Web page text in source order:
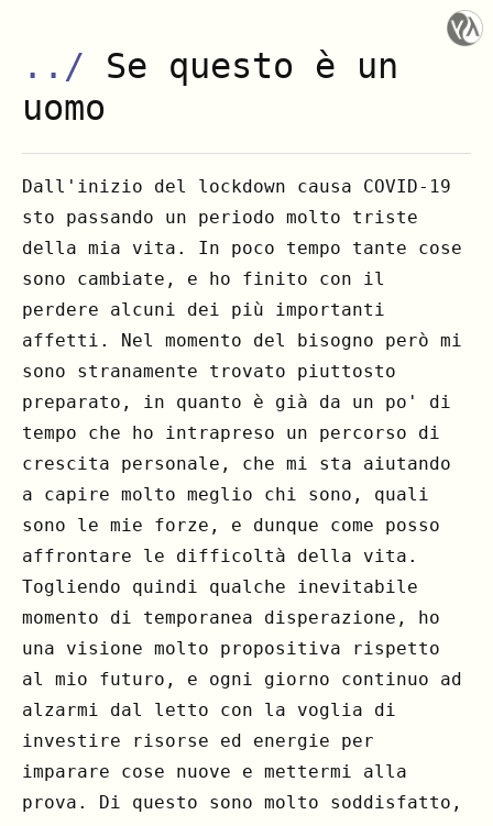
../ Se questo è un
uomo
Dall'inizio del lockdown causa COVID-19
sto passando un periodo molto triste
della mia vita. In poco tempo tante cose
sono cambiate, e ho finito con il
perdere alcuni dei più importanti
affetti. Nel momento del bisogno però mi
sono stranamente trovato piuttosto
preparato, in quanto è già da un po' di
tempo che ho intrapreso un percorso di
crescita personale, che mi sta aiutando
a capire molto meglio chi sono, quali
sono le mie forze, e dunque come posso
affrontare le difficoltà della vita.
Togliendo quindi qualche inevitabile
momento di temporanea disperazione, ho
una visione molto propositiva rispetto
al mio futuro, e ogni giorno continuo ad
alzarmi dal letto con la voglia di
investire risorse ed energie per
imparare cose nuove e mettermi alla
prova. Di questo sono molto soddisfatto,